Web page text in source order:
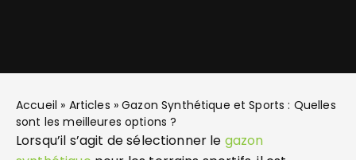
Accueil » Articles »Gazon Synthétique et Sports : Quelles
sont les meilleures options ?
Lorsqu’il s’agit de sélectionner le gazon